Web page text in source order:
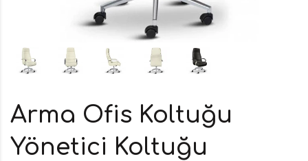
Arma Ofis Koltuğu
Yönetici Koltuğu